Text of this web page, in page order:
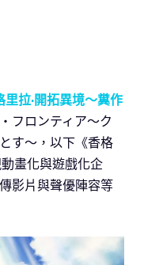
里拉·開拓異境～糞作
フロンティア〜ク
す〜，以下《香格
畫化與遊戲化企
影片與聲優陣容等